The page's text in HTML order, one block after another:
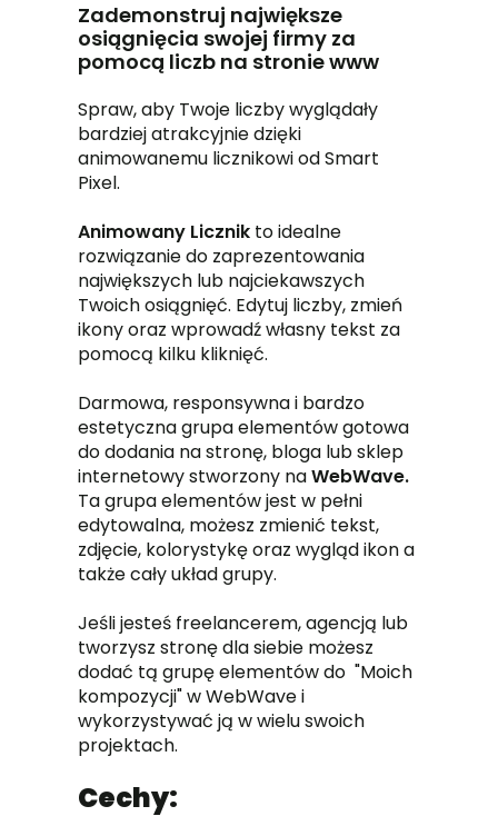
Zademonstruj największe
osiągnięcia swojej firmy za
pomocą liczb na stronie www
Spraw, aby Twoje liczby wyglądały
bardziej atrakcyjnie dzięki
animowanemu licznikowi od Smart
Pixel.
Animowany Licznik to idealne
rozwiązanie do zaprezentowania
największych lub najciekawszych
Twoich osiągnięć. Edytuj liczby, zmień
ikony oraz wprowadź własny tekst za
pomocą kilku kliknięć.
Darmowa, responsywna i bardzo
estetyczna grupa elementów gotowa
do dodania na stronę, bloga lub sklep
internetowy stworzony naWebWave.
Ta grupa elementów jest w pełni
edytowalna, możesz zmienić tekst,
zdjęcie, kolorystykę oraz wygląd ikon a
także cały układ grupy.
Jeśli jesteś freelancerem, agencją lub
tworzysz stronę dla siebie możesz
dodać tą grupę elementów do "Moich
kompozycji" w WebWave i
wykorzystywać ją w wielu swoich
projektach.
Cechy: